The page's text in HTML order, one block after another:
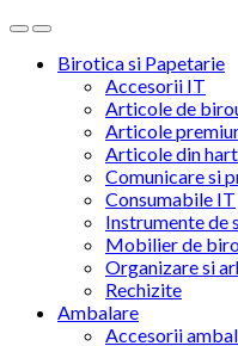
Birotica si Papetarie
Accesorii IT
Articole de
Articole
Articole din
Comunicare si
Consumabile IT
Instrumente de
Mobilier de
Organizare si
Rechizite
Ambalare
Accesorii